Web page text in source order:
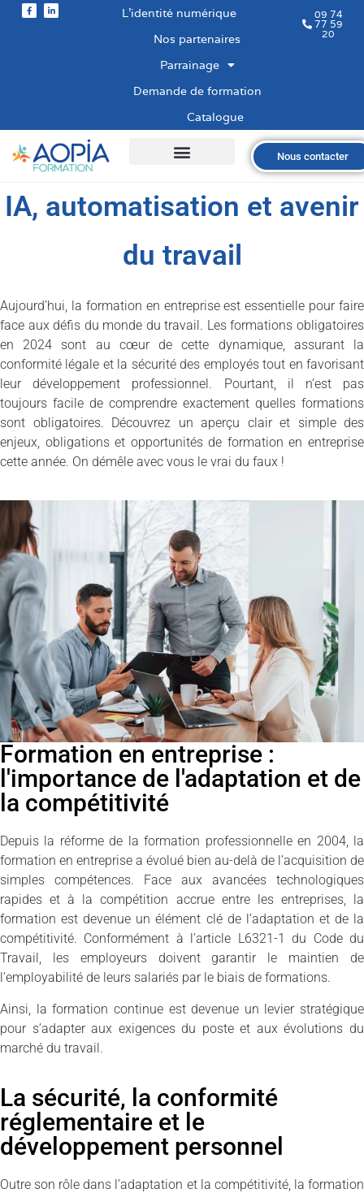
L’identité numérique
Nos partenaires
Parrainage
Demande de formation
Catalogue
09 74
77 59
20
Nous contacter
IA, automatisation et avenir
du travail
Aujourd’hui, la formation en entreprise est essentielle pour faire
face aux défis du monde du travail. Les formations obligatoires
en 2024 sont au cœur de cette dynamique, assurant la
conformité légale et la sécurité des employés tout en favorisant
leur développement professionnel. Pourtant, il n’est pas
toujours facile de comprendre exactement quelles formations
sont obligatoires. Découvrez un aperçu clair et simple des
enjeux, obligations et opportunités de formation en entreprise
cette année. On démêle avec vous le vrai du faux !
Formation en entreprise :
l'importance de l'adaptation et de
la compétitivité
Depuis la réforme de la formation professionnelle en 2004, la
formation en entreprise a évolué bien au-delà de l’acquisition de
simples compétences. Face aux avancées technologiques
rapides et à la compétition accrue entre les entreprises, la
formation est devenue un élément clé de l’adaptation et de la
compétitivité. Conformément à l’article L6321-1 du Code du
Travail, les employeurs doivent garantir le maintien de
l’employabilité de leurs salariés par le biais de formations.
Ainsi, la formation continue est devenue un levier stratégique
pour s’adapter aux exigences du poste et aux évolutions du
marché du travail.
La sécurité, la conformité
réglementaire et le
développement personnel
Outre son rôle dans l’adaptation et la compétitivité, la formation